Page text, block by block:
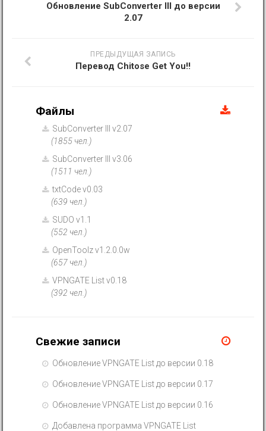
Обновление SubConverter III до версии
2.07
ПРЕДЫДУЩАЯ ЗАПИСЬ
Перевод Chitose Get You!!
Файлы
SubConverter III v2.07
(1855 чел.)
SubConverter III v3.06
(1511 чел.)
txtCode v0.03
(639 чел.)
SUDO v1.1
(552 чел.)
OpenToolz v1.2.0.0w
(657 чел.)
VPNGATE List v0.18
(392 чел.)
Свежие записи
Обновление VPNGATE List до версии 0.18
Обновление VPNGATE List до версии 0.17
Обновление VPNGATE List до версии 0.16
Добавлена программа VPNGATE List